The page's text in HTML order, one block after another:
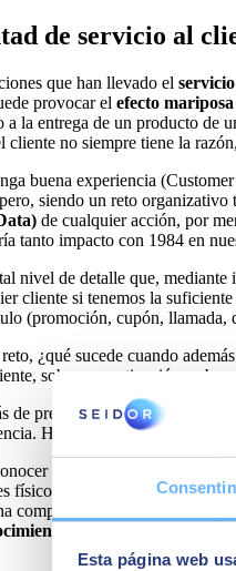
Esta página web
de servicio al
que han llevado el
provocar el efecto mariposa
a la entrega de un producto
no siempre tiene la
buena experiencia
siendo un reto
) de cualquier acción, por
tanto impacto con 1984 en
nivel de detalle que,
cliente si tenemos la
(promoción, cupón, llamada,
¿qué sucede cuando
sobre su motivación, sobre
de predecir su
Hasta la fecha sabíamos
cómo es percibido un
físicos. Ya podemos
comprado antes, qué otras
(e igual termina en la